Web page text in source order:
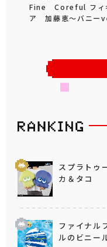
Fine Coreful フィ
ア 加藤恵～バニー
スプラト
カ＆タコ
ファイナ
ルのビニー